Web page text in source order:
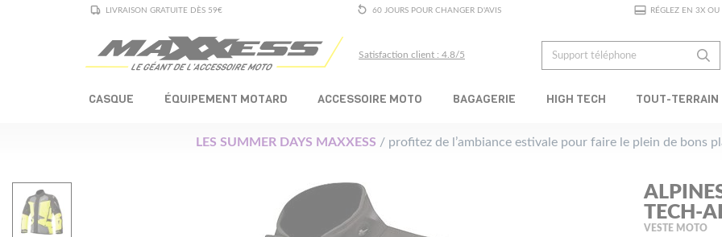
LIVRAISON GRATUITE DÈS 59€ 60 JOURS POUR CHANGER D'AVIS RÉGLEZ EN 3X
Satisfaction client : 4.8/5
CASQUE ÉQUIPEMENT MOTARD ACCESSOIRE MOTO BAGAGERIE HIGH TECH TOUT-TERRAIN
LES SUMMER DAYS MAXXESS / profitez de l’ambiance estivale pour faire le plein de bons
TECH-
VESTE MOTO